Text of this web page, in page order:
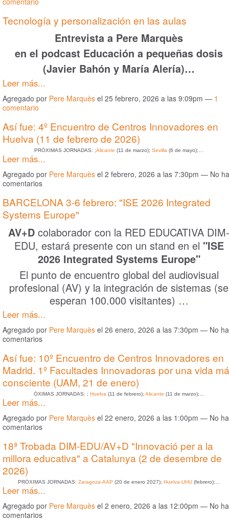
Tecnología y personalización en las aulas
Entrevista a Pere Marquès
en el podcast Educación a pequeñas dosis
(Javier Bahón y María Alería)…
Leer más...
Agregado por Pere Marquès el 25 febrero, 2026 a las 9:09pm — 1
comentario
Así fue: 4º Encuentro de Centros Innovadores en
Huelva (11 de febrero de 2026)
PRÓXIMAS JORNADAS: ;Alicante (11 de marzo); Sevilla (6 de mayo);…
Leer más...
Agregado por Pere Marquès el 2 febrero, 2026 a las 7:30pm — No
comentarios
BARCELONA 3-6 febrero: "ISE 2026 Integrated
Systems Europe"
AV+D colaborador con la RED EDUCATIVA DIM-
EDU, estará presente con un stand en el "ISE
2026 Integrated Systems Europe"
El punto de encuentro global del audiovisual
profesional (AV) y la integración de sistemas (se
esperan 100.000 visitantes) …
Leer más...
Agregado por Pere Marquès el 26 enero, 2026 a las 7:30pm — No
comentarios
Así fue: 10º Encuentro de Centros Innovadores en
Madrid. 1º Facultades Innovadoras por una vida
consciente (UAM, 21 de enero)
ÓXIMAS JORNADAS: ; Huelva(11 de febrero); Alicante (11 de marzo);…
Leer más...
Agregado por Pere Marquès el 22 enero, 2026 a las 1:00pm — No
comentarios
18ª Trobada DIM-EDU/AV+D "Innovació per a la
millora educativa" a Catalunya (2 de desembre de
2026)
PRÓXIMAS JORNADAS: Zaragoza-AAP (20 de enero 2027); Huelva-UHU(febrero);…
Leer más...
Agregado por Pere Marquès el 2 enero, 2026 a las 12:00pm — No
comentarios